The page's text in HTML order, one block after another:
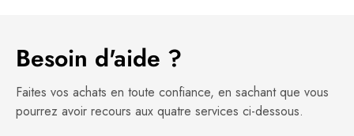
Besoin d'aide ?
Faites vos achats en toute confiance, en sachant que vous
pourrez avoir recours aux quatre services ci-dessous.